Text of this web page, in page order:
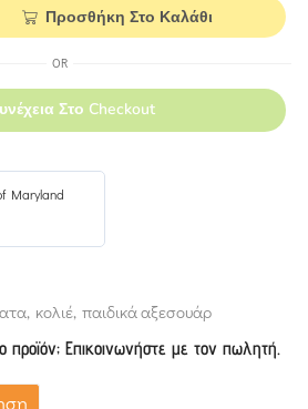
Προσθήκη Στο Καλάθι
OR
Στο Checkout
Maryland
, κολιέ, παιδικά αξεσουάρ
προϊόν; Επικοινωνήστε με τον πωλητή.